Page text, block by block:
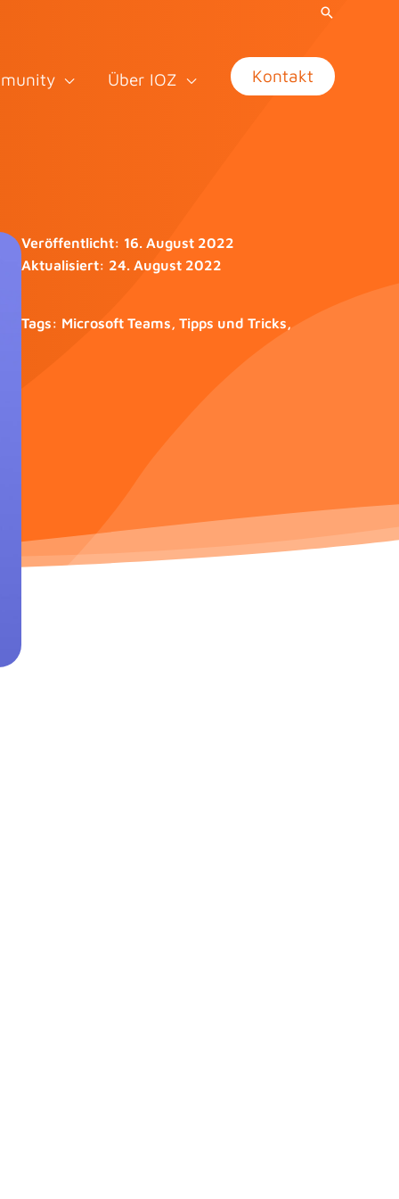
Über IOZ Kontakt
Veröffentlicht: 16. August 2022
Aktualisiert: 24. August 2022
Tags: Microsoft Teams, Tipps und Tricks,